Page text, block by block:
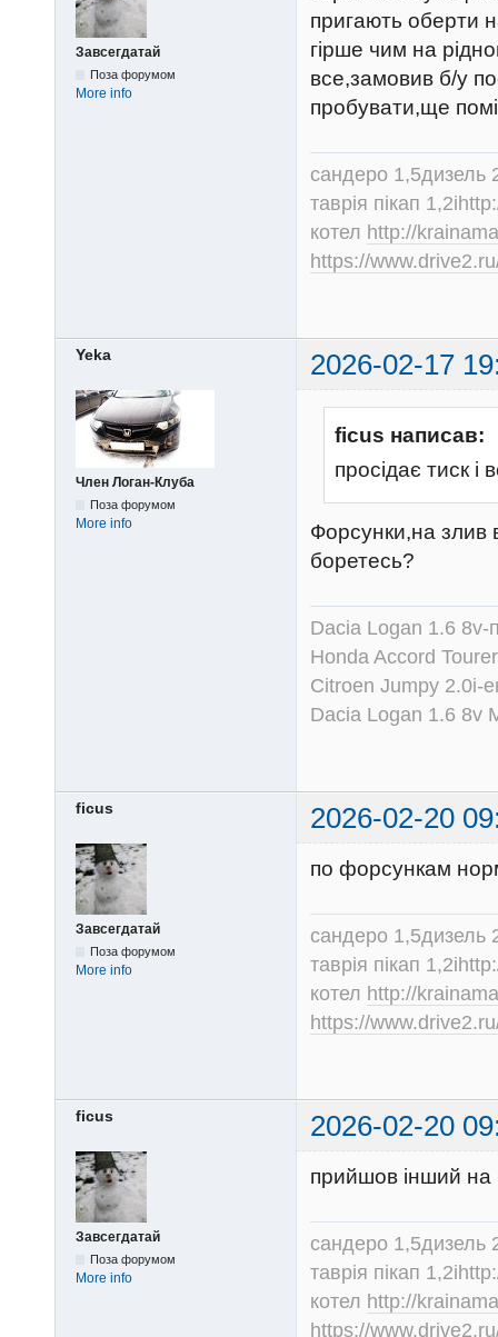
Завсегдатай
Поза форумом
More info
пригають оберти
гірше чим на
все,замовив б/у
пробувати,ще
сандеро 1,5дизель
таврія пікап
котел http://
https://
Yeka 2026-02-17
Член Логан-Клуба
Поза форумом
More info
ficus написав:
просідає тиск і
Форсунки,на злив
боретесь?
Dacia Logan 1.6
Honda Accord
Citroen Jumpy 2.0i-
Dacia Logan 1.6 8v
ficus 2026-02-20
Завсегдатай
Поза форумом
More info
по форсункам
сандеро 1,5дизель
таврія пікап
котел http://
https://
ficus 2026-02-20
Завсегдатай
Поза форумом
More info
прийшов інший на
сандеро 1,5дизель
таврія пікап
котел http://
https://